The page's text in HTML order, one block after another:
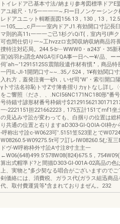
トイレドア己基本寸法/納まり参考図標準ドアE
アユ縮尺・1/5一一一一~.Flー日ノンケーシンク
レドアユニット輯断面図156.13，130，13，
一105___._c戸一一室内ドアJ1.有効開口寸記長
マ則的高11ι一一一ご己1杉グιQiT{，室内弓l声
可也間仕切り一~工hvzzロ玄関収納収納商品符
捜特注対応局。244.5-b﹂WWW0・a243‘・35
宣)凶羽わ謂念ANGA引FQA事一日ヘー¥/品、ー
伺‘ah~'12915125S震階段遺作材有慣."，商品特
一円IL-Jl-1開閉口寸~~..35ノ524，1¥有効関口
入れ方，蓋発注膏一砂ι，いぜ司'W‘・索引開口
γ卜寸法名祢恥ト寸Z寸簿沓摺りカγトなし詳し
をご響照〈ださ、、.NCl56NC171NC180形"番
号待錨寸諺形材番号枠鍋寸
一-2221151担221662223，175五計151てmf1坐
の見込み寸訟が変わっても、白掴りの位置は総
り共通の位置と右りますaD303-Gl-QOlA-Ol枠か
-呼称出寸詮c-W0623可'.5151笠523里とで
W08260.5-W09275.5τ可フ訂レIW08260.5む亙三
ドヴ-W呼称枠外寸訟A寸注8寸主主一
←W06(648)499.5'578W08(824)675.5，
算出式帽準ド?と間描D303-Gl-001A-02高品の色
上、実物と"多少契なる唱合がございますので
剣価絡には、消費税、ガラス代(ガラス組迅商品
代、取付費運賃等"含まれておりまぜん。232